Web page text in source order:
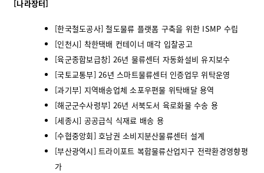
[나라장터]
[한국철도공사] 철도물류 플랫폼 구축을 위한 ISMP 수립
[인천시] 착한택배 컨테이너 매각 입찰공고
[육군종합보급창] 26년 물류센터 자동화설비 유지보수
[국토교통부] 26년 스마트물류센터 인증업무 위탁운영
[과기부] 지역배송업체 소포우편물 위탁배달 용역
[해군군수사령부] 26년 서북도서 육로화물 수송 용
[세종시] 공공급식 식재료 배송 용
[수협중앙회] 호남권 소비지분산물류센터 설계
[부산광역시] 트라이포트 복합물류산업지구 전략환경영향평
가